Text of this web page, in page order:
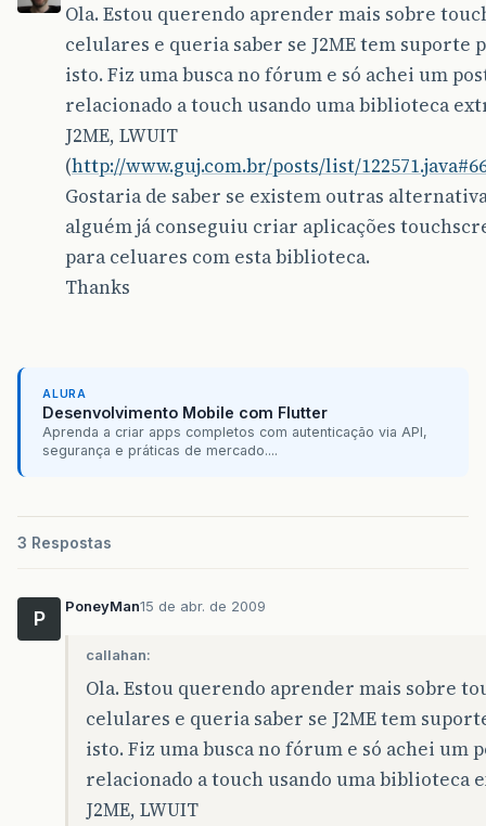
Ola. Estou querendo aprender mais sobre
celulares e queria saber se J2ME tem suporte
isto. Fiz uma busca no fórum e só achei um
relacionado a touch usando uma biblioteca
J2ME, LWUIT
(http://www.guj.com.br/posts/list/
Gostaria de saber se existem outras
alguém já conseguiu criar aplicações
para celuares com esta biblioteca.
Thanks
ALURA
Desenvolvimento Mobile com Flutter
Aprenda a criar apps completos com autenticação via API,
segurança e práticas de mercado....
3 Respostas
P
PoneyMan15 de abr. de 2009
callahan:
Ola. Estou querendo aprender mais sobre
celulares e queria saber se J2ME tem
isto. Fiz uma busca no fórum e só achei um
relacionado a touch usando uma biblioteca
J2ME, LWUIT